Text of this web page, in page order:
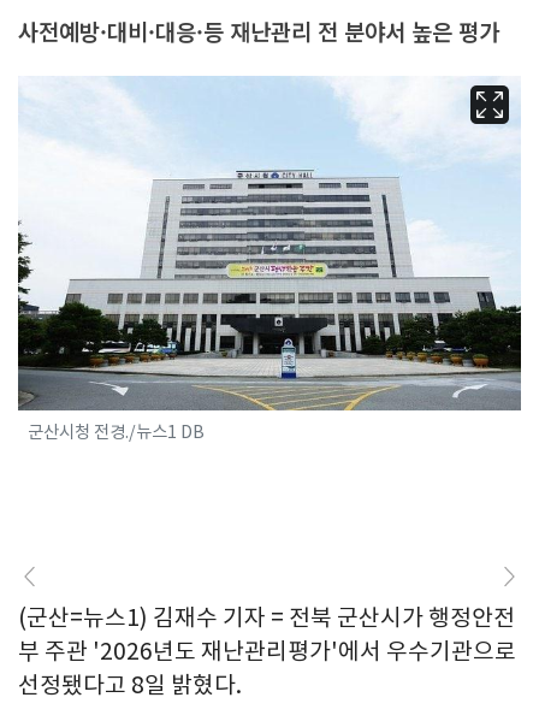
사전예방·대비·대응·등 재난관리 전 분야서 높은 평가
군산시청 전경./뉴스1 DB
(군산=뉴스1) 김재수 기자 = 전북 군산시가 행정안전
부 주관 '2026년도 재난관리평가'에서 우수기관으로
선정됐다고 8일 밝혔다.